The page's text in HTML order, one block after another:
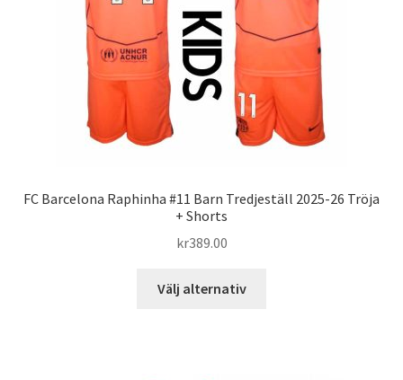
produktsidan
FC Barcelona Raphinha #11 Barn Tredjeställ 2025-26 Tröja
+ Shorts
kr389.00
Välj alternativ